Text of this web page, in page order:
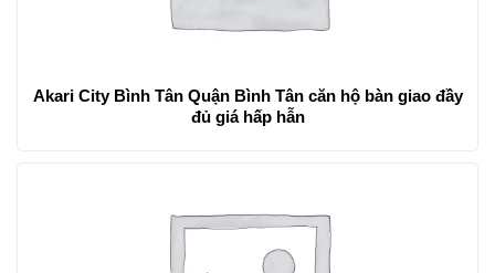
Akari City Bình Tân Quận Bình Tân căn hộ bàn giao đầy
đủ giá hấp hẫn